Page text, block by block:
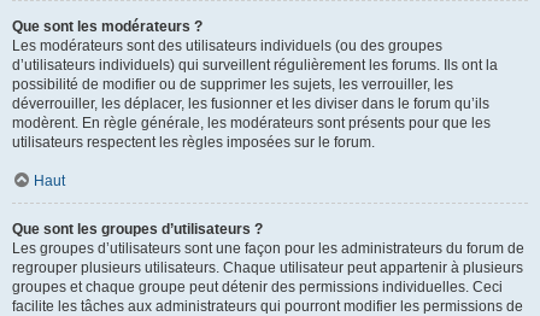
Que sont les modérateurs ?
Les modérateurs sont des utilisateurs individuels (ou des groupes
d’utilisateurs individuels) qui surveillent régulièrement les forums. Ils ont la
possibilité de modifier ou de supprimer les sujets, les verrouiller, les
déverrouiller, les déplacer, les fusionner et les diviser dans le forum qu’ils
modèrent. En règle générale, les modérateurs sont présents pour que les
utilisateurs respectent les règles imposées sur le forum.
Haut
Que sont les groupes d’utilisateurs ?
Les groupes d’utilisateurs sont une façon pour les administrateurs du forum de
regrouper plusieurs utilisateurs. Chaque utilisateur peut appartenir à plusieurs
groupes et chaque groupe peut détenir des permissions individuelles. Ceci
facilite les tâches aux administrateurs qui pourront modifier les permissions de